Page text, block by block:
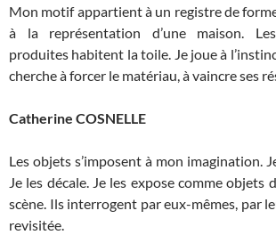
Mon motif appartient à un registre de
à la représentation d’une maison.
produites habitent la toile. Je joue à
cherche à forcer le matériau, à vaincre ses
Catherine COSNELLE
Les objets s’imposent à mon imagination.
Je les décale. Je les expose comme objets
scène. Ils interrogent par eux-mêmes, par
revisitée.